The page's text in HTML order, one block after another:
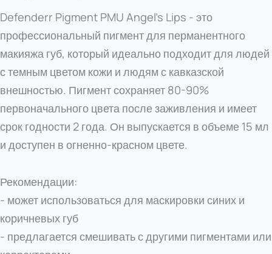
Defenderr Pigment PMU Angel's Lips - это
профессиональный пигмент для перманентного
макияжа губ, который идеально подходит для людей
с темным цветом кожи и людям с кавказской
внешностью. Пигмент сохраняет 80-90%
первоначального цвета после заживления и имеет
срок годности 2 года. Он выпускается в объеме 15 мл
и доступен в огненно-красном цвете.
Рекомендации:
- может использоваться для маскировки синих и
коричневых губ
- предлагается смешивать с другими пигментами или